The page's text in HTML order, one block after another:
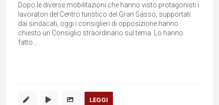
Dopo le diverse mobilitazioni che hanno visto protagonisti i
lavoratori del Centro turistico del Gran Sasso, supportati
dai sindacati, oggi i consiglieri di opposizione hanno
chiesto un Consiglio straordinario sul tema. Lo hanno
fatto...
LEGGI